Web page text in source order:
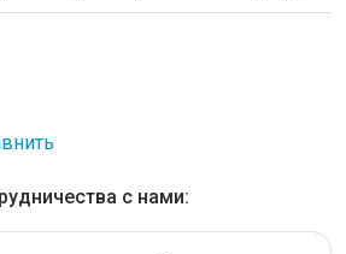
СТАЛЬ
с нами: